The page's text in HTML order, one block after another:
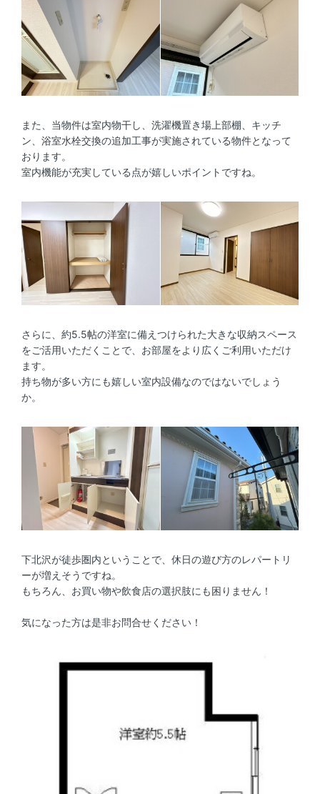
また、当物件は室内物干し、洗濯機置き場上部棚、キッチ
ン、浴室水栓交換の追加工事が実施されている物件となって
おります。
室内機能が充実している点が嬉しいポイントですね。
さらに、約5.5帖の洋室に備えつけられた大きな収納スペース
をご活用いただくことで、お部屋をより広くご利用いただけ
ます。
持ち物が多い方にも嬉しい室内設備なのではないでしょう
か。
下北沢が徒歩圏内ということで、休日の遊び方のレパートリ
ーが増えそうですね。
もちろん、お買い物や飲食店の選択肢にも困りません！
気になった方は是非お問合せください！